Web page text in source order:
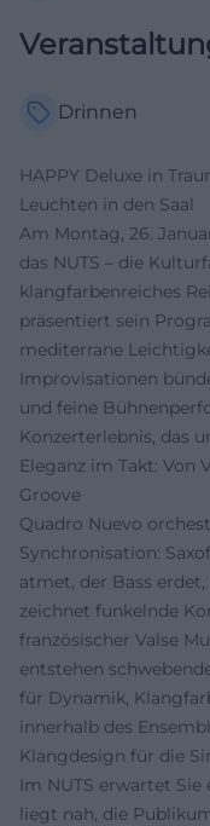
Drinnen
HAPPY Deluxe in
Leuchten in den Saal
Am Montag, 26.
das NUTS – die
klangfarbenreiches
präsentiert sein
mediterrane
Improvisationen
und feine
Konzerterlebnis, das
Eleganz im Takt: Von
Groove
Quadro Nuevo
Synchronisation:
atmet, der Bass
zeichnet funkelnde
französischer Valse
entstehen
für Dynamik,
innerhalb des
Klangdesign für die
Im NUTS erwartet
liegt nah, die